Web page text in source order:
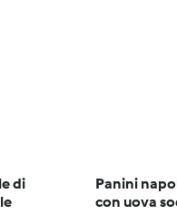
di
Panini
con uova